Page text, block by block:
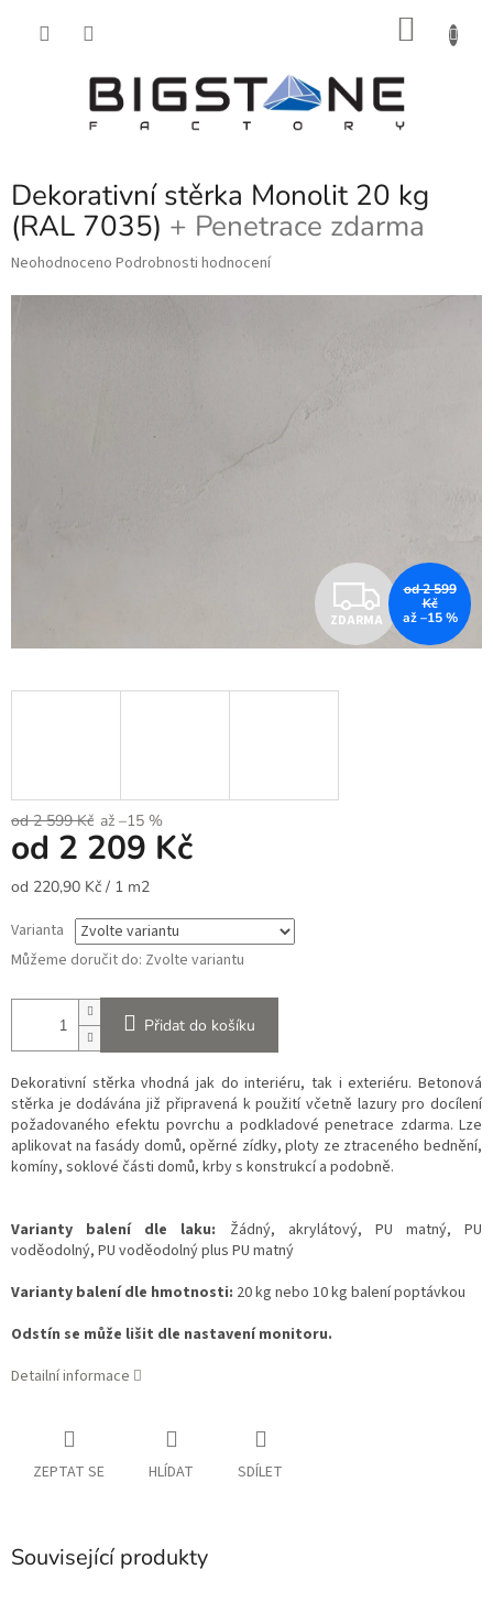
Dekorativní stěrka Monolit 20 kg
(RAL 7035) + Penetrace zdarma
Průměrné
Neohodnoceno Podrobnosti hodnocení
Z
D
ZDARMA
od 2 599
Kč
až –15 %
od 2 599 Kč až –15 %
od 2 209 Kč
Měrná
od 220,90 Kč / 1 m2
Varianta
Můžeme doručit do: Zvolte variantu
Přidat do košíku
Dekorativní stěrka vhodná jak do interiéru, tak i exteriéru. Betonová
stěrka je dodávána již připravená k použití včetně lazury pro docílení
požadovaného efektu povrchu a podkladové penetrace zdarma. Lze
aplikovat na fasády domů, opěrné zídky, ploty ze ztraceného bednění,
komíny, soklové části domů, krby s konstrukcí a podobně.
Varianty balení dle laku: Žádný, akrylátový, PU matný, PU
voděodolný, PU voděodolný plus PU matný
Varianty balení dle hmotnosti: 20 kg nebo 10 kg balení poptávkou
Odstín se může lišit dle nastavení monitoru.
Detailní informace
ZEPTAT SE HLÍDAT SDÍLET
Související produkty